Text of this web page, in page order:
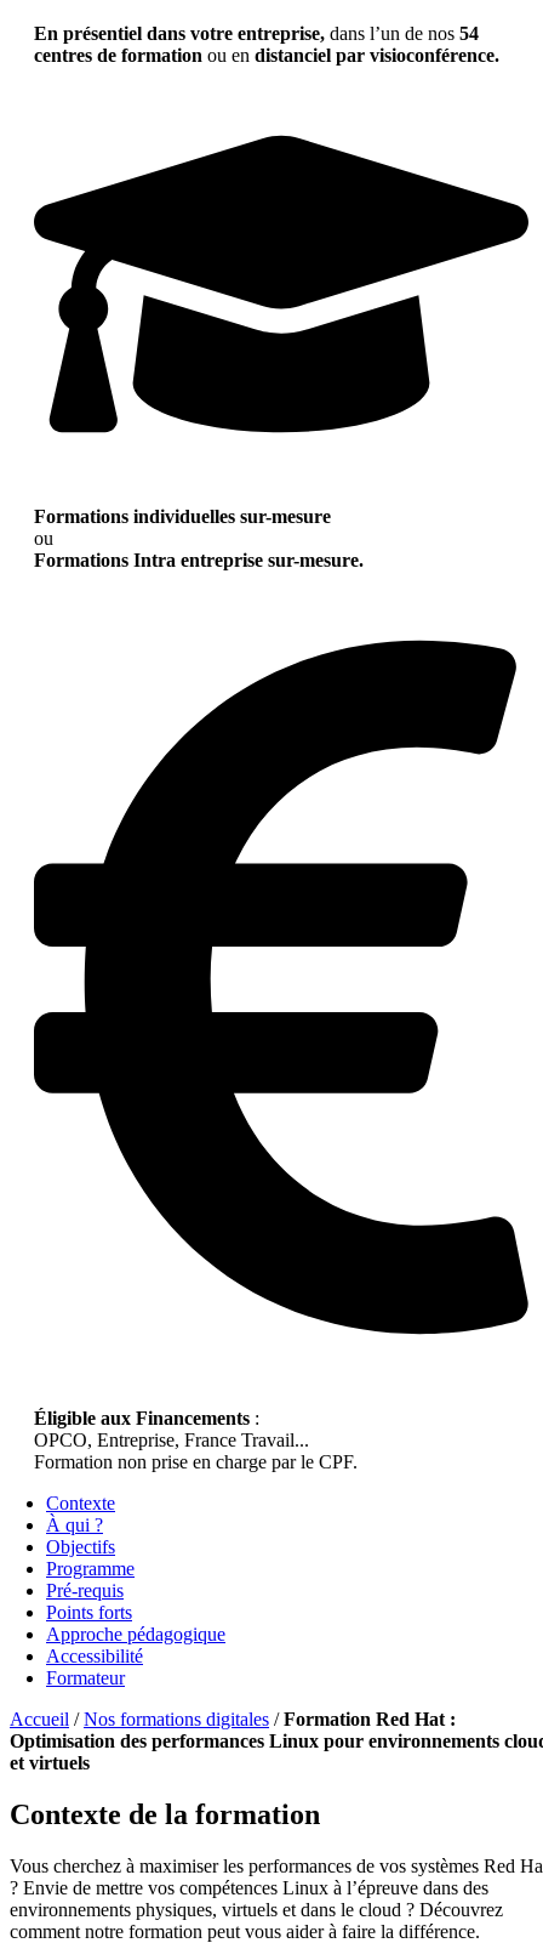
En présentiel dans votre entreprise, dans l’un de nos 54
centres de formation ou en distanciel par visioconférence.
Formations individuelles sur-mesure
ou
Formations Intra entreprise sur-mesure.
Éligible aux Financements :
OPCO, Entreprise, France Travail...
Formation non prise en charge par le CPF.
Contexte
À qui ?
Objectifs
Programme
Pré-requis
Points forts
Approche pédagogique
Accessibilité
Formateur
Accueil /Nos formations digitales /Formation Red Hat :
Optimisation des performances Linux pour environnements
et virtuels
Contexte de la formation
Vous cherchez à maximiser les performances de vos systèmes Red
? Envie de mettre vos compétences Linux à l’épreuve dans des
environnements physiques, virtuels et dans le cloud ? Découvrez
comment notre formation peut vous aider à faire la différence.